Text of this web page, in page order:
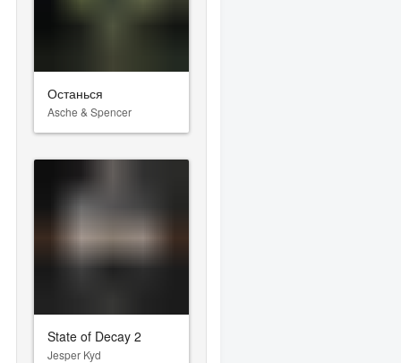
Останься
Asche & Spencer
State of Decay 2
Jesper Kyd